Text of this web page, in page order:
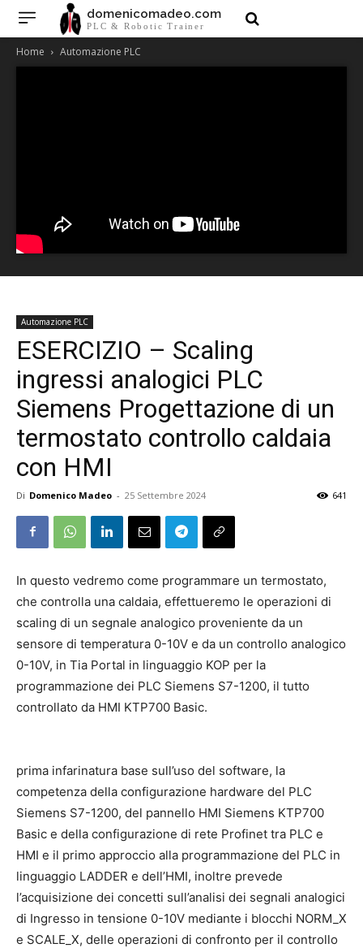
domenicomadeo.com
PLC & Robotic Trainer
Home Automazione PLC
Automazione PLC
ESERCIZIO – Scaling
ingressi analogici PLC
Siemens Progettazione di un
termostato controllo caldaia
con HMI
Di Domenico Madeo - 25 Settembre 2024 641
In questo vedremo come programmare un termostato,
che controlla una caldaia, effettueremo le operazioni di
scaling di un segnale analogico proveniente da un
sensore di temperatura 0-10V e da un controllo analogico
0-10V, in Tia Portal in linguaggio KOP per la
programmazione dei PLC Siemens S7-1200, il tutto
controllato da HMI KTP700 Basic.
prima infarinatura base sull’uso del software, la
competenza della configurazione hardware del PLC
Siemens S7-1200, del pannello HMI Siemens KTP700
Basic e della configurazione di rete Profinet tra PLC e
HMI e il primo approccio alla programmazione del PLC in
linguaggio LADDER e dell’HMI, inoltre prevede
l’acquisizione dei concetti sull’analisi dei segnali analogici
di Ingresso in tensione 0-10V mediante i blocchi NORM_X
e SCALE_X, delle operazioni di confronto per il controllo